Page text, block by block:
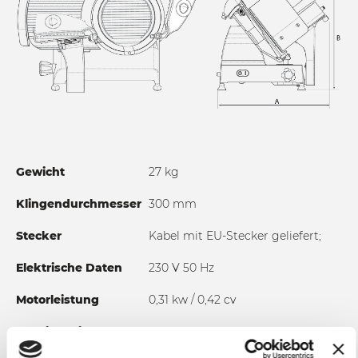
Entriegelungssystem
• Abnehmbare Messerabdeckplatte
• Millimetergenaue Schnittstärkeneinstellung
• Integrierter Schleifapparat
Gewicht 27 kg
Klingendurchmesser 300 mm
Stecker Kabel mit EU-Stecker geliefert;
Elektrische Daten 230 V 50 Hz
Motorleistung 0,31 kw / 0,42 cv
Schnittbreite 0 - 12 mm